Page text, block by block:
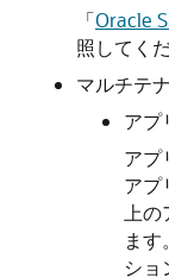
「Oracle
照してく
マルチテ
アプ
アプ
アプ
上
ま
ショ